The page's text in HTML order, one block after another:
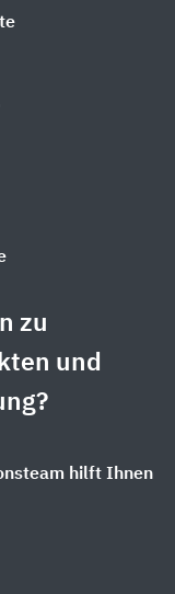
zu
und
hilft Ihnen